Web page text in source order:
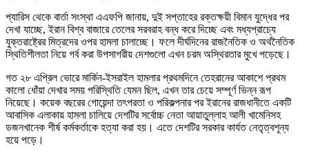
প্যারিস থেকে বার্তা সংস্থা এএফপি জানায়, দুই সপ্তাহের রক্তক্ষয়ী বিমান যুদ্ধের পর
দেখা যাচ্ছে, ইরান বিশ্ব বাজারে তেলের সরবরাহ বন্ধ করে দিচ্ছে এবং মধ্যপ্রাচ্যে
যুক্তরাষ্ট্রের মিত্রদের ওপর হামলা চালাচ্ছে। ফলে দীর্ঘদিনের রাজনৈতিক ও অর্থনৈতিক
স্থিতিশীলতা নিয়ে গর্ব করা উপসাগরীয় দেশগুলো এখন চরম অস্থিরতার মুখে পড়েছে।
গত ২৮ এপ্রিল ভোরে মার্কিন-ইসরাইল হামলার প্রথমদিনে তেহরানের আকাশে প্রথম
কালো ধোঁয়া দেখার সময় পরিস্থিতি যেমন ছিল, এখন তার চেয়ে সম্পূর্ণ ভিন্ন রূপ
নিয়েছে। কয়েক বছরের গোয়েন্দা তৎপরতা ও পরিকল্পনার পর ইরানের রাজধানীতে একটি
আবাসিক এলাকায় হামলা চালিয়ে দেশটির সর্বোচ্চ নেতা আয়াতুল্লাহ আলী খামেনিসহ
ডজনখানেক শীর্ষ কর্মকর্তাকে হত্যা করা হয়। এতে দেশটির সরকার কার্যত নেতৃত্বশূন্য
হয়ে পড়ে।